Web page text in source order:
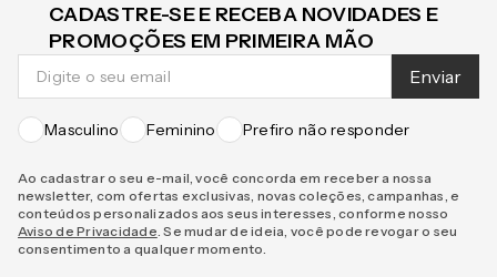
CADASTRE-SE E RECEBA NOVIDADES E
PROMOÇÕES EM PRIMEIRA MÃO
Enviar
Masculino Feminino Prefiro não responder
Ao cadastrar o seu e-mail, você concorda em receber a nossa
newsletter, com ofertas exclusivas, novas coleções, campanhas, e
conteúdos personalizados aos seus interesses, conforme nosso
Aviso de Privacidade . Se mudar de ideia, você pode revogar o seu
consentimento a qualquer momento.